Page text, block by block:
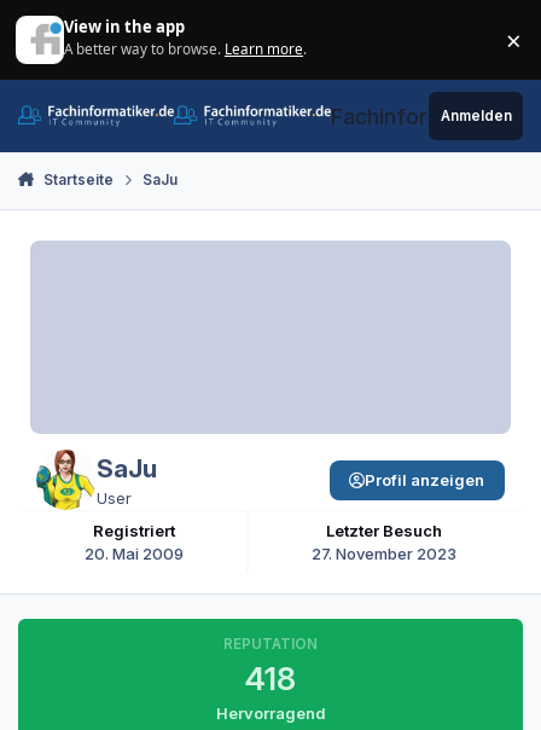
View in the app
A better way to browse. Learn more. ×
Fachinformatiker.de
Anmelden
Startseite SaJu
SaJu
User
Registriert
20. Mai 2009
Letzter Besuch
27. November 2023
Profil anzeigen
REPUTATION
418
Hervorragend